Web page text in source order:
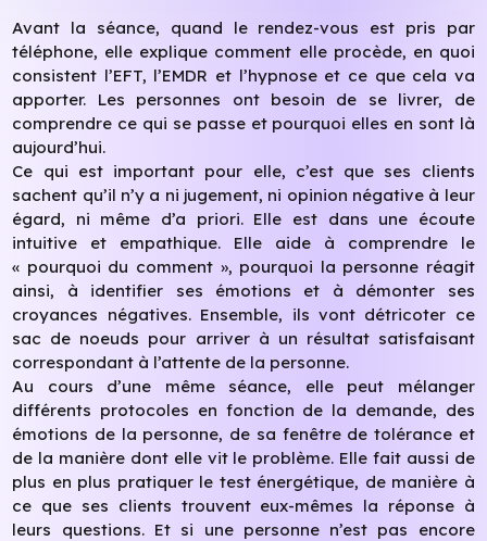
Avant la séance, quand le rendez-vous est pris par
téléphone, elle explique comment elle procède, en quoi
consistent l’EFT, l’EMDR et l’hypnose et ce que cela va
apporter. Les personnes ont besoin de se livrer, de
comprendre ce qui se passe et pourquoi elles en sont là
aujourd’hui.
Ce qui est important pour elle, c’est que ses clients
sachent qu’il n’y a ni jugement, ni opinion négative à leur
égard, ni même d’a priori. Elle est dans une écoute
intuitive et empathique. Elle aide à comprendre le
« pourquoi du comment », pourquoi la personne réagit
ainsi, à identifier ses émotions et à démonter ses
croyances négatives. Ensemble, ils vont détricoter ce
sac de noeuds pour arriver à un résultat satisfaisant
correspondant à l’attente de la personne.
Au cours d’une même séance, elle peut mélanger
différents protocoles en fonction de la demande, des
émotions de la personne, de sa fenêtre de tolérance et
de la manière dont elle vit le problème. Elle fait aussi de
plus en plus pratiquer le test énergétique, de manière à
ce que ses clients trouvent eux-mêmes la réponse à
leurs questions. Et si une personne n’est pas encore